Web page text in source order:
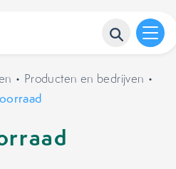
• Producten en bedrijven •